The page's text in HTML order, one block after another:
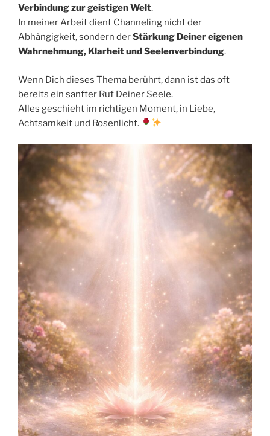
Verbindung zur geistigen Welt.
In meiner Arbeit dient Channeling nicht der
Abhängigkeit, sondern derStärkung Deiner eigenen
Wahrnehmung, Klarheit und Seelenverbindung.
Wenn Dich dieses Thema berührt, dann ist das oft
bereits ein sanfter Ruf Deiner Seele.
Alles geschieht im richtigen Moment, in Liebe,
Achtsamkeit und Rosenlicht.